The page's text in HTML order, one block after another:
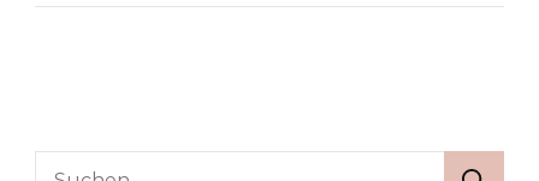
Suche